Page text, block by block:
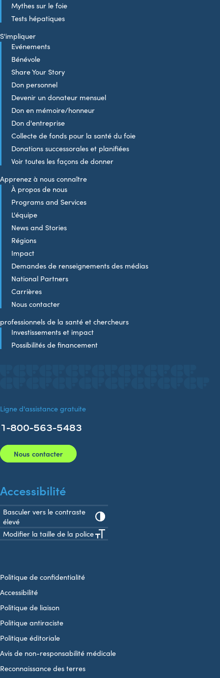
Mythes sur le foie
Tests hépatiques
S'impliquer
Evénements
Bénévole
Share Your Story
Don personnel
Devenir un donateur mensuel
Don en mémoire/honneur
Don d'entreprise
Collecte de fonds pour la santé du foie
Donations successorales et planifiées
Voir toutes les façons de donner
Apprenez à nous connaître
À propos de nous
Programs and Services
L'équipe
News and Stories
Régions
Impact
Demandes de renseignements des médias
National Partners
Carrières
Nous contacter
professionnels de la santé et chercheurs
Investissements et impact
Possibilités de financement
Accessibilité
Basculer vers le contraste
élevé
Modifier la taille de la police
Politique de confidentialité
Accessibilité
Politique de liaison
Politique antiraciste
Politique éditoriale
Avis de non-responsabilité médicale
Reconnaissance des terres
Ligne d'assistance gratuite
1-800-563-5483
Nous contacter